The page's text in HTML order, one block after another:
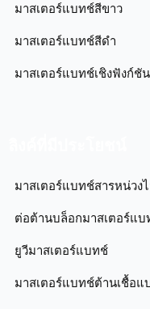
มาสเตอร์แบทช์สีขาว
มาสเตอร์แบทช์สีดำ
มาสเตอร์แบทช์เชิงฟังก์ชัน
มาสเตอร์แบทช์สารหน่วง
ต่อต้านบล็อกมาสเตอร์แบ
ยูวีมาสเตอร์แบทช์
มาสเตอร์แบทช์ต้านเชื้อแ